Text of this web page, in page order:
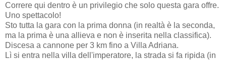
Correre qui dentro è un privilegio che solo questa gara offre.
Uno spettacolo!
Sto tutta la gara con la prima donna (in realtà è la seconda,
ma la prima è una allieva e non è inserita nella classifica).
Discesa a cannone per 3 km fino a Villa Adriana.
Lì si entra nella villa dell'imperatore, la strada si fa ripida (in